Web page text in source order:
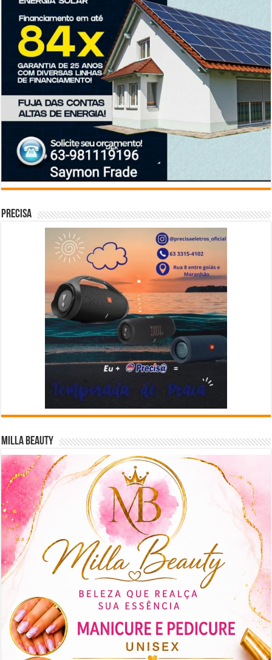
Precisa
Milla Beauty